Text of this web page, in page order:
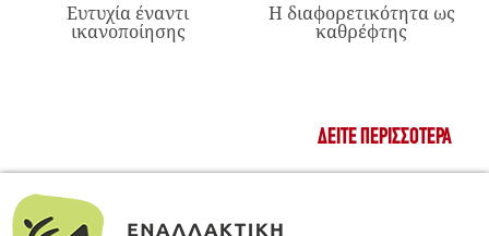
Ευτυχία έναντι
ικανοποίησης
Η διαφορετικότητα ως
καθρέφτης
ΔΕΊΤΕ ΠΕΡΙΣΣΌΤΕΡΑ